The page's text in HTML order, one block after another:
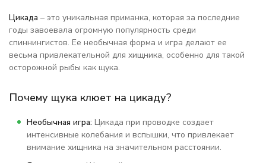
Цикада – это уникальная приманка, которая за последние
годы завоевала огромную популярность среди
спиннингистов. Ее необычная форма и игра делают ее
весьма привлекательной для хищника, особенно для такой
осторожной рыбы как щука.
Почему щука клюет на цикаду?
Необычная игра: Цикада при проводке создает
интенсивные колебания и вспышки, что привлекает
внимание хищника на значительном расстоянии.